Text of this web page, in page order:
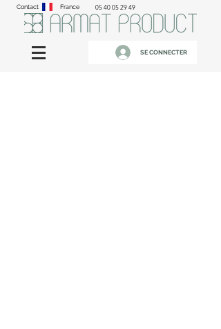
Contact France 05 40 05 29 49
SE CONNECTER